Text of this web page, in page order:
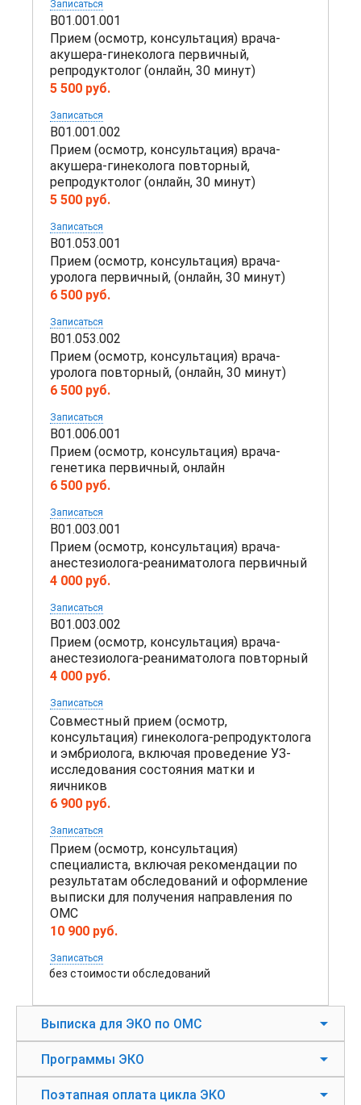
Записаться
B01.001.001
Прием (осмотр, консультация) врача-
акушера-гинеколога первичный,
репродуктолог (онлайн, 30 минут)
5 500 руб.
Записаться
B01.001.002
Прием (осмотр, консультация) врача-
акушера-гинеколога повторный,
репродуктолог (онлайн, 30 минут)
5 500 руб.
Записаться
B01.053.001
Прием (осмотр, консультация) врача-
уролога первичный, (онлайн, 30 минут)
6 500 руб.
Записаться
B01.053.002
Прием (осмотр, консультация) врача-
уролога повторный, (онлайн, 30 минут)
6 500 руб.
Записаться
B01.006.001
Прием (осмотр, консультация) врача-
генетика первичный, онлайн
6 500 руб.
Записаться
B01.003.001
Прием (осмотр, консультация) врача-
анестезиолога-реаниматолога первичный
4 000 руб.
Записаться
B01.003.002
Прием (осмотр, консультация) врача-
анестезиолога-реаниматолога повторный
4 000 руб.
Записаться
Совместный прием (осмотр,
консультация) гинеколога-репродуктолога
и эмбриолога, включая проведение УЗ-
исследования состояния матки и
яичников
6 900 руб.
Записаться
Прием (осмотр, консультация)
специалиста, включая рекомендации по
результатам обследований и оформление
выписки для получения направления по
ОМС
10 900 руб.
Записаться
без стоимости обследований
Выписка для ЭКО по ОМС
Программы ЭКО
Поэтапная оплата цикла ЭКО